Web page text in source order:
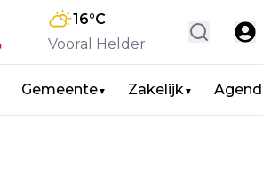
16°C
Vooral Helder
Gemeente▼ Zakelijk▼